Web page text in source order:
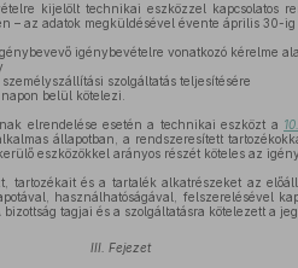
kijelölt technikai eszközzel kapcsolatos
– az adatok megküldésével évente április 30-
igénybevételre vonatkozó kérelme
szolgáltatás teljesítésére
belül kötelezi.
elrendelése esetén a technikai eszközt a
állapotban, a rendszeresített
eszközökkel arányos részét köteles az
tartozékait és a tartalék alkatrészeket az
használhatóságával, felszerelésével
tagjai és a szolgáltatásra kötelezett a
III. Fejezet